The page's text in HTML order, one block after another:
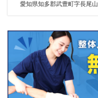
愛知県知多郡武豊町字長尾